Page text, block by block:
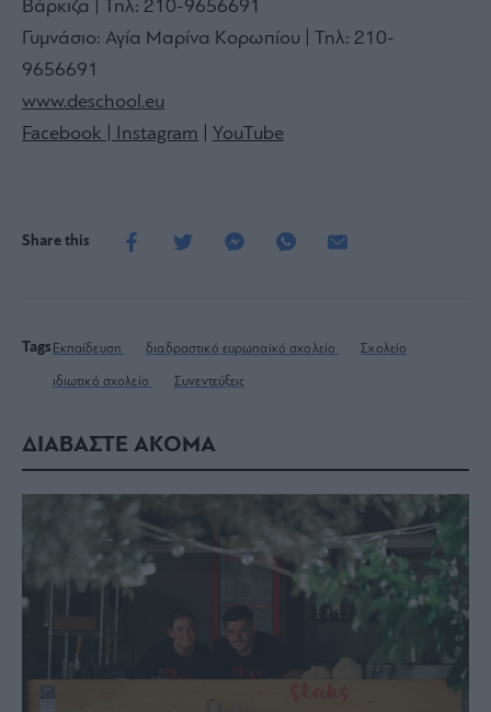
Βάρκιζα | Τηλ: 210-9656691
Γυμνάσιο: Αγία Μαρίνα Κορωπίου | Τηλ: 210-
9656691
www.deschool.eu
Facebook | Instagram YouTube
Share this
Tags Εκπαίδευση διαδραστικό ευρωπαϊκό σχολείο Σχολείο
ιδιωτικό σχολείο Συνεντεύξεις
ΔΙΑΒΑΣΤΕ ΑΚΟΜΑ